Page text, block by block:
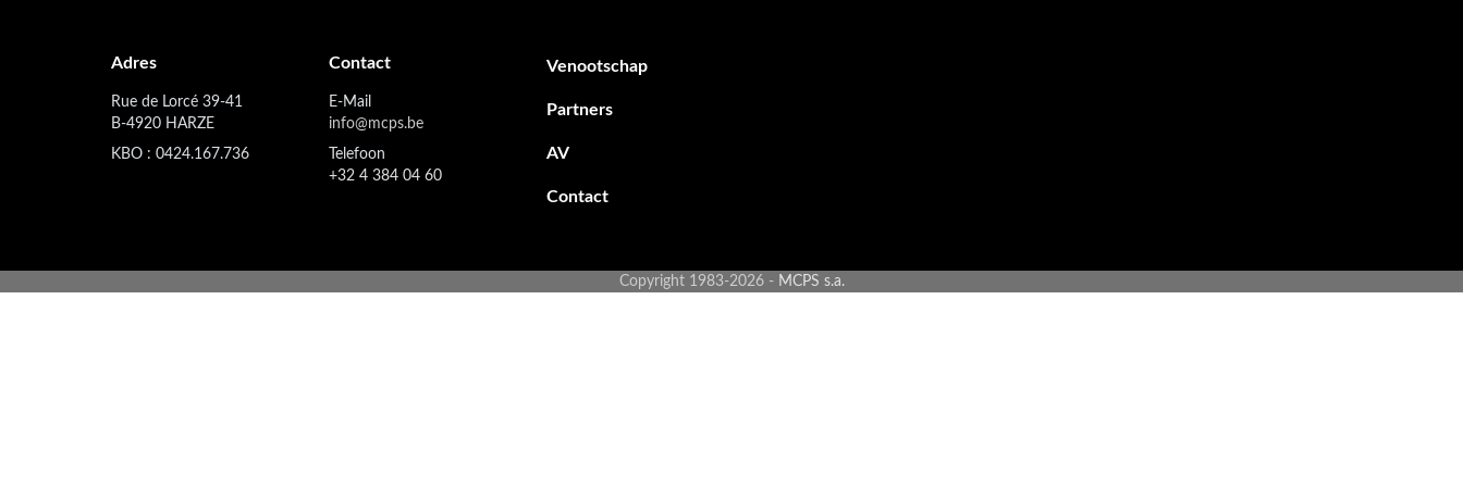
Adres
Rue de Lorcé 39-41
B-4920 HARZE
KBO : 0424.167.736
Contact
E-Mail
info@mcps.be
Telefoon
+32 4 384 04 60
Footer secondary menu
Venootschap
Partners
AV
Contact
Copyright 1983-2026 - MCPS s.a.